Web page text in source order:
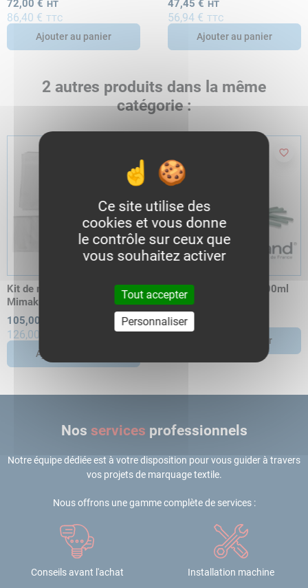
72,00 € HT
86,40 € TTC
Ajouter au panier
47,45 € HT
56,94 € TTC
Ajouter au panier
2 autres produits dans la même
catégorie :
Kit de nettoyage UV |
Mimaki
105,00 €
126,00 €
Ajouter au panier
favorite_border
Cleaning kit ESL5 - 100ml
43,08 €
51,70 €
Ajouter au panier
Nos services professionnels
Notre équipe dédiée est à votre disposition pour vous guider à travers
vos projets de marquage textile.
Nous offrons une gamme complète de services :
Conseils avant l'achat Installation machine
Ce site utilise des
cookies et vous donne
le contrôle sur ceux que
vous souhaitez activer
Tout accepter
Personnaliser